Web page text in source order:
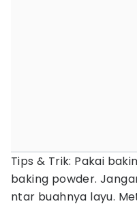
Tips & Trik: Pakai
baking powder.
ntar buahnya layu.